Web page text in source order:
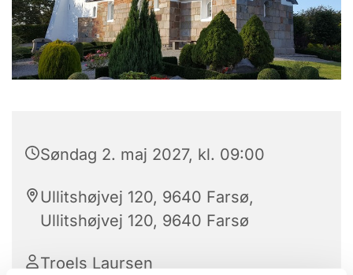
Søndag 2. maj 2027, kl. 09:00
Ullitshøjvej 120, 9640 Farsø,
Ullitshøjvej 120, 9640 Farsø
Troels Laursen